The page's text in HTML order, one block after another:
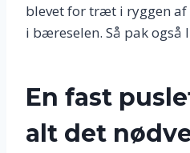
blevet for træt i ryggen
i bæreselen. Så pak også
En fast
alt det